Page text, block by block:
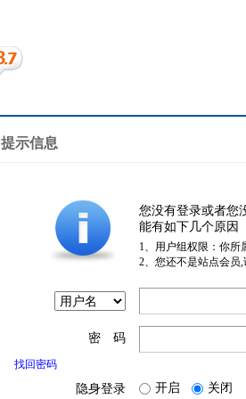
提示信息
您没有登录或者您
能有如下几个原因
1、用户组权限：你所
2、您还不是站点会员
密 码
找回密码
隐身登录 开启 关闭